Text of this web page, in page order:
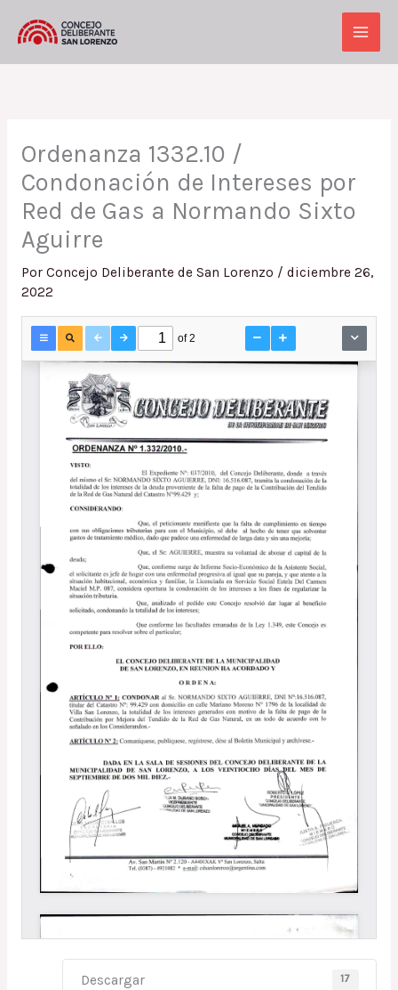
Main
Ordenanza 1332.10 /
Condonación de Intereses por
Red de Gas a Normando Sixto
Aguirre
Por Concejo Deliberante de San Lorenzo / diciembre 26,
2022
Descargar 17